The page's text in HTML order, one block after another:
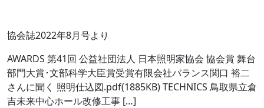
協会誌2022年8月号より
AWARDS 第41回 公益社団法人 日本照明家協会 協会賞 舞台
部門大賞･文部科学大臣賞受賞有限会社バランス関口 裕二
さんに聞く 照明仕込図.pdf(1885KB) TECHNICS 鳥取県立倉
吉未来中心ホール改修工事 […]